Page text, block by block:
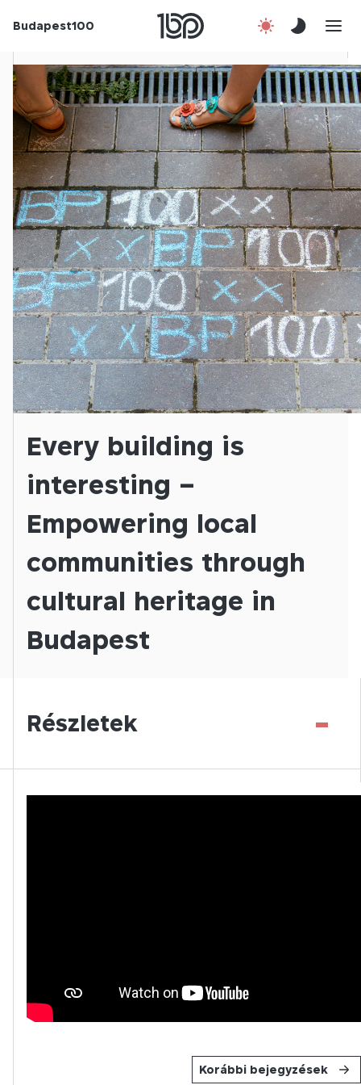
Budapest100
Csatlakozz!
Kapcsolat
En
Every building is
interesting –
Empowering local
communities through
cultural heritage in
Budapest
Részletek -
Korábbi bejegyzések